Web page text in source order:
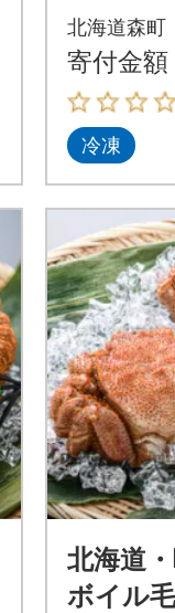
ホタテ
夷あわ
北海道森町
寄付金額
冷凍
北海道
ボイル